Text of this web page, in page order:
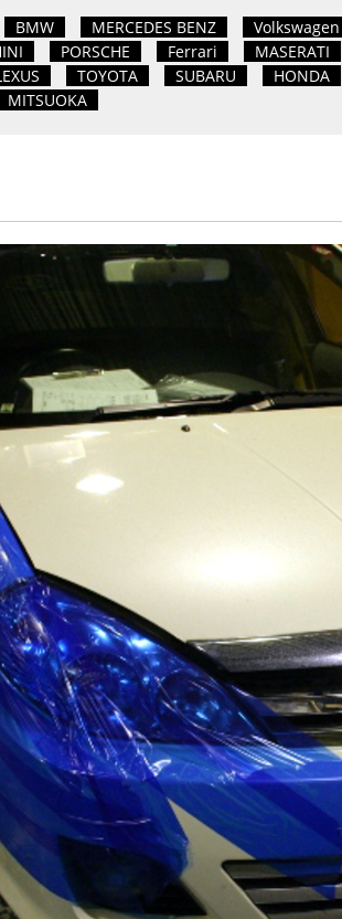
BMW MERCEDES BENZ Volkswagen
PORSCHE Ferrari MASERATI
TOYOTA SUBARU HONDA
MITSUOKA